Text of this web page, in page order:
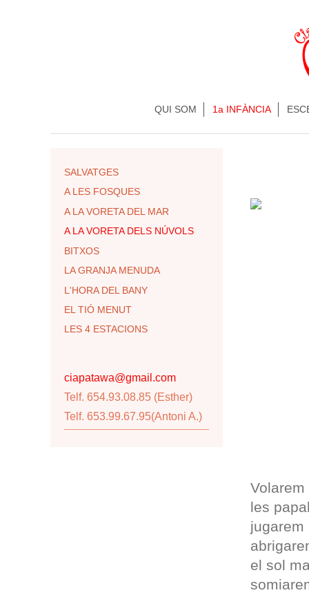
QUI SOM 1a INFÀNCIA
les
jugarem
el sol
SALVATGES
A LES FOSQUES
A LA VORETA DEL MAR
A LA VORETA DELS NÚVOLS
BITXOS
LA GRANJA MENUDA
L'HORA DEL BANY
EL TIÓ MENUT
LES 4 ESTACIONS
ciapatawa@gmail.com
Telf. 654.93.08.85 (Esther)
Telf. 653.99.67.95(Antoni A.)